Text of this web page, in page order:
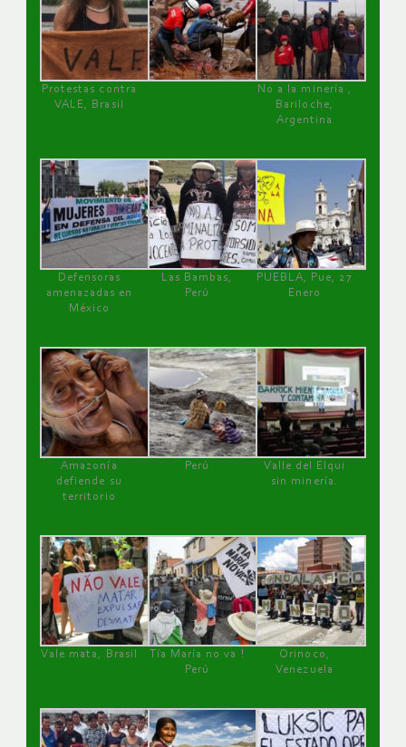
Protestas contra
VALE, Brasil
No a la minería ,
Bariloche,
Argentina
Defensoras
amenazadas en
México
Las Bambas,
Perú
PUEBLA, Pue, 27
Enero
Amazonía
defiende su
territorio
Perú
Valle del Elqui
sin minería.
Vale mata, Brasil
Tía María no va !
Perú
Orinoco,
Venezuela